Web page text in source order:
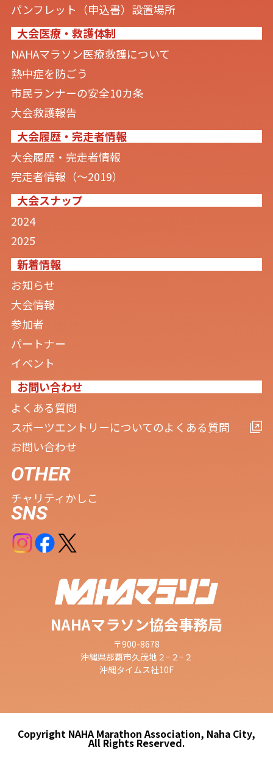
パンフレット（申込書）設置場所
大会医療・救護体制
NAHAマラソン医療救護について
熱中症を防ごう
市民ランナーの安全10カ条
大会救護報告
大会履歴・完走者情報
大会履歴・完走者情報
完走者情報（〜2019）
大会スナップ
2024
2025
新着情報
お知らせ
大会情報
参加者
パートナー
イベント
お問い合わせ
よくある質問
スポーツエントリーについてのよくある質問
お問い合わせ
OTHER
チャリティかしこ
SNS
NAHAマラソン協会事務局
〒900-8678
沖縄県那覇市久茂地２−２−２
沖縄タイムス社10F
Copyright NAHA Marathon Association, Naha City,
All Rights Reserved.